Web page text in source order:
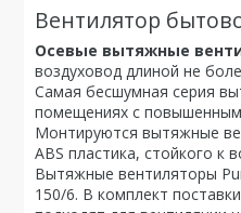
Вентилятор
Осевые вытяжные
воздуховод длиной не
Самая бесшумная серия
помещениях с
Монтируются вытяжные
ABS пластика, стойкого к
Вытяжные вентиляторы
150/6. В комплект